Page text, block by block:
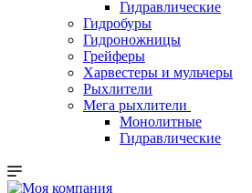
Гидравлические
Гидробуры
Гидроножницы
Грейферы
Харвестеры и мульчеры
Рыхлители
Мега рыхлители
Монолитные
Гидравлические